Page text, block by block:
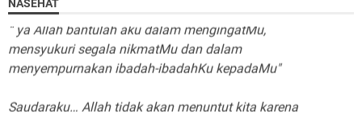
NASEHAT
“ ya Allah bantulah aku dalam mengingatMu,
mensyukuri segala nikmatMu dan dalam
menyempurnakan ibadah-ibadahKu kepadaMu"
tidak berhasilnya kita dalam dakwah…. Yang Allah